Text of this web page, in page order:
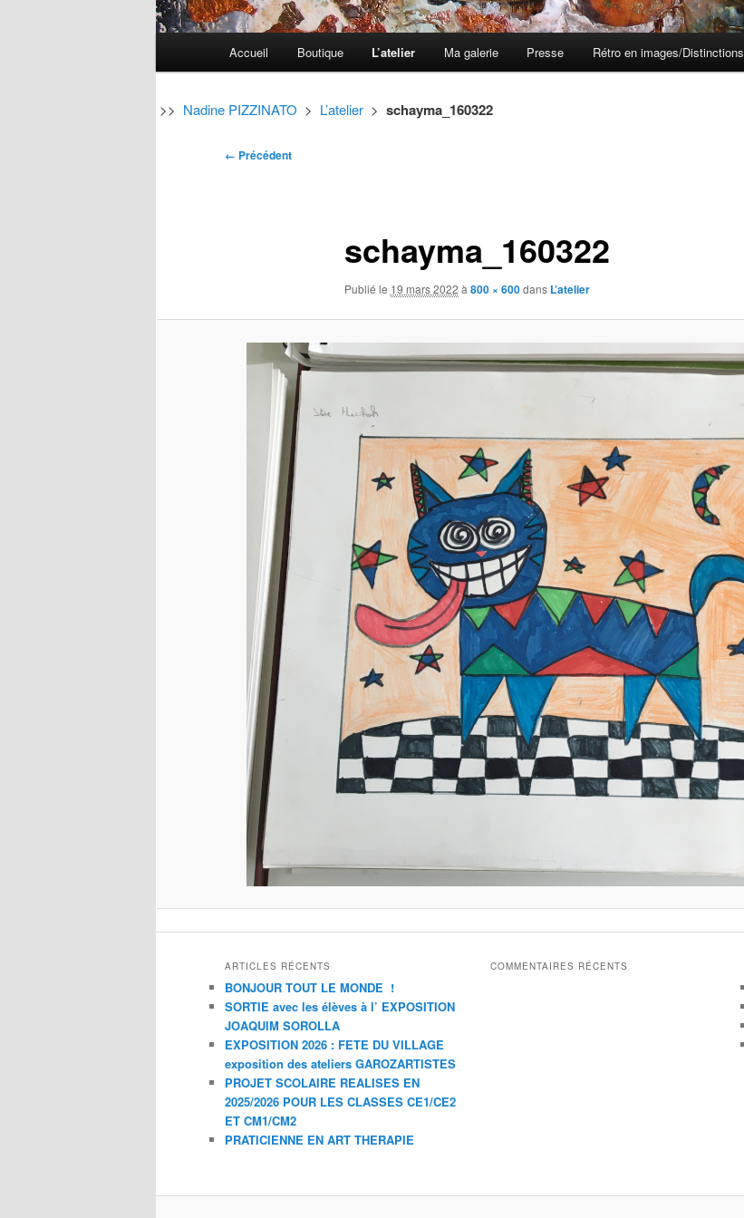
Aller
Aller
Accueil Boutique L’atelier Ma galerie Presse Rétro en images/Distinctions
>> Nadine PIZZINATO > L’atelier > schayma_160322
Navigation
← Précédent
schayma_160322
Publié le 19 mars 2022 à 800 × 600dans L’atelier
ARTICLES RÉCENTS
BONJOUR TOUT LE MONDE !
SORTIE avec les élèves à l’ EXPOSITION
JOAQUIM SOROLLA
EXPOSITION 2026 : FETE DU VILLAGE
exposition des ateliers GAROZARTISTES
PROJET SCOLAIRE REALISES EN
2025/2026 POUR LES CLASSES CE1/CE2
ET CM1/CM2
PRATICIENNE EN ART THERAPIE
COMMENTAIRES RÉCENTS